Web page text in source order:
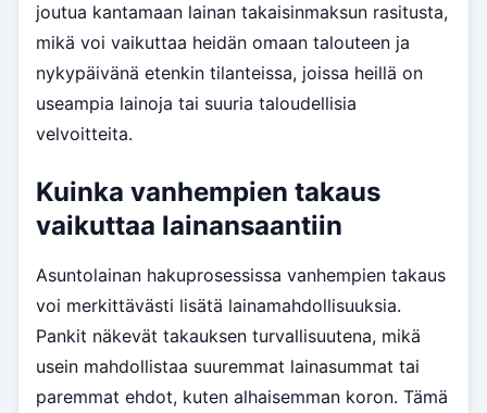
joutua kantamaan lainan takaisinmaksun rasitusta,
mikä voi vaikuttaa heidän omaan talouteen ja
nykypäivänä etenkin tilanteissa, joissa heillä on
useampia lainoja tai suuria taloudellisia
velvoitteita.
Kuinka vanhempien takaus
vaikuttaa lainansaantiin
Asuntolainan hakuprosessissa vanhempien takaus
voi merkittävästi lisätä lainamahdollisuuksia.
Pankit näkevät takauksen turvallisuutena, mikä
usein mahdollistaa suuremmat lainasummat tai
paremmat ehdot, kuten alhaisemman koron. Tämä